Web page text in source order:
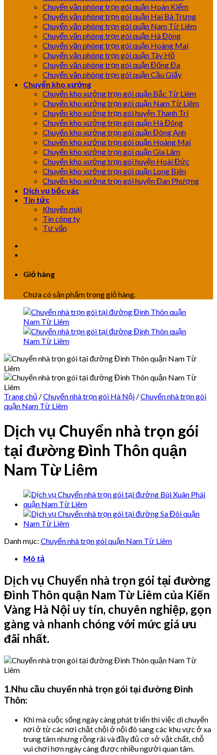
Chuyển văn phòng trọn gói quận Hoàn Kiếm
Chuyển văn phòng trọn gói quận Hai Bà Trưng
Chuyển văn phòng trọn gói quận Nam Từ Liêm
Chuyển văn phòng trọn gói quận Hà Đông
Chuyển văn phòng trọn gói quận Hoàng Mai
Chuyển văn phòng trọn gói quận Tây Hồ
Chuyển văn phòng trọn gói quận Đống Đa
Chuyển văn phòng trọn gói quận Cầu Giấy
Chuyển kho xưởng
Chuyển kho xưởng trọn gói quận Bắc Từ Liêm
Chuyển kho xưởng trọn gói quận Nam Từ Liêm
Chuyển kho xưởng trọn gói huyện Thanh Trì
Chuyển kho xưởng trọn gói quận Hà Đông
Chuyển kho xưởng trọn gói quận Đông Anh
Chuyển kho xưởng trọn gói quận Hoàng Mai
Chuyển kho xưởng trọn gói quận Gia Lâm
Chuyển kho xưởng trọn gói huyện Hoài Đức
Chuyển kho xưởng trọn gói quận Long Biên
Chuyển kho xưởng trọn gói huyện Đan Phượng
Dịch vụ bốc vác
Tin tức
Khuyến mại
Tin công ty
Tư vấn
Giỏ hàng
Chưa có sản phẩm trong giỏ hàng.
Trang chủ /Chuyển nhà trọn gói Hà Nội /Chuyển nhà trọn gói
quận Nam Từ Liêm
Dịch vụ Chuyển nhà trọn gói
tại đường Đình Thôn quận
Nam Từ Liêm
Danh mục: Chuyển nhà trọn gói quận Nam Từ Liêm
Mô tả
Dịch vụ Chuyển nhà trọn gói tại đường
Đình Thôn quận Nam Từ Liêm của Kiến
Vàng Hà Nội uy tín, chuyên nghiệp, gọn
gàng và nhanh chóng với mức giá ưu
đãi nhất.
1.Nhu cầu chuyển nhà trọn gói tại đường Đình
Thôn:
Khi mà cuộc sống ngày càng phát triển thì việc di chuyển
nơi ở từ các nơi chật chội ở nội đô sang các khu vực ở xa
trung tâm nhưng rộng rãi và đầy đủ cơ sở vật chất, chỗ
vui chơi hơn ngày càng được nhiều người quan tâm.